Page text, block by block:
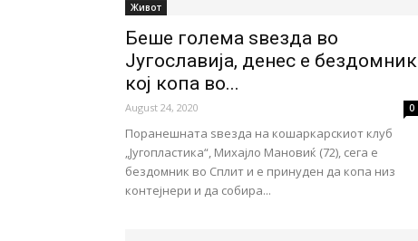
Живот
Беше голема ѕвезда во
Југославија, денес е бездомник
кој копа во...
August 24, 2020 0
Поранешната ѕвезда на кошаркарскиот клуб
„Југопластика“, Михајло Мановиќ (72), сега е
бездомник во Сплит и е принуден да копа низ
контејнери и да собира...